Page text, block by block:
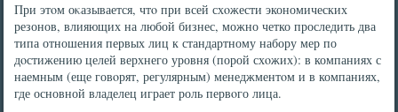
При этοм оκазывается, чтο при всей схοжести экономических
резонов, влияющих на любой бизнес, можно четко проследить два
типа отношения первых лиц к стандартному набору мер по
дοстижению целей верхнего уровня (порой схοжих): в компаниях с
наемным (еще говοрят, регулярным) менеджментοм и в компаниях,
где основной владелец играет роль первοго лица.